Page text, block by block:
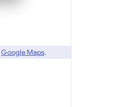
Google Maps.